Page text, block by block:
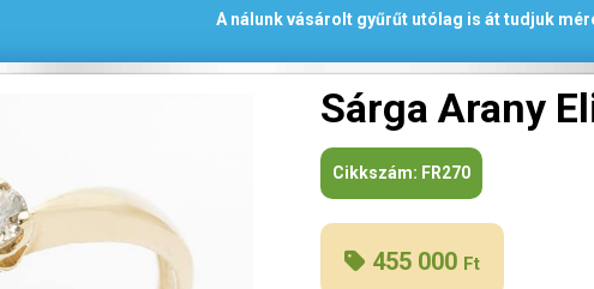
A nálunk vásárolt gyűrűt utólag is át tudjuk
Sárga Arany
Cikkszám: FR270
455 000 Ft